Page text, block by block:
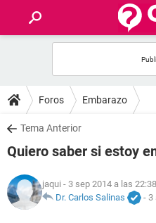
FOROS
SALUD
FAMILIA
NUTRICIÓN
Foros Embarazo
Tema Anterior
Quiero saber si estoy
jaqui - 3 sep 2014 a las 22:38
Dr. Carlos Salinas
- 3